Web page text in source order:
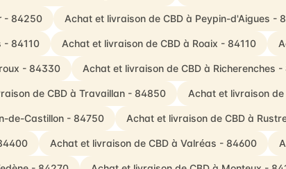
- 84250 Achat et livraison de CBD à Peypin-d'Aigues -
- 84110 Achat et livraison de CBD à Roaix - 84110
- 84330 Achat et livraison de CBD à Richerenches
de CBD à Travaillan - 84850 Achat et livraison
de-Castillon - 84750 Achat et livraison de CBD à
Achat et livraison de CBD à Valréas - 84600